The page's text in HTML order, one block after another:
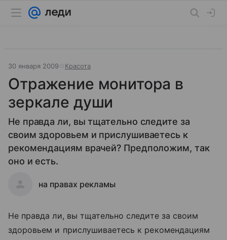
30 января 2009 Красота
Отражение монитора в
зеркале души
Не правда ли, вы тщательно следите за
своим здоровьем и прислушиваетесь к
рекомендациям врачей? Предположим, так
оно и есть.
на правах рекламы
Не правда ли, вы тщательно следите за своим
здоровьем и прислушиваетесь к рекомендациям